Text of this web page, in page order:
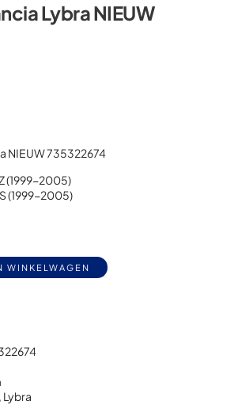
Lybra NIEUW
NIEUW 735322674
(1999-2005)
(1999-2005)
WINKELWAGEN
, Lybra